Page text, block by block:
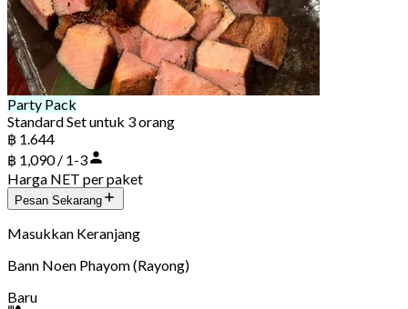
Party Pack
Standard Set untuk 3 orang
฿ 1.644
฿ 1,090 / 1-3
Harga NET per paket
Pesan Sekarang
Masukkan Keranjang
Bann Noen Phayom (Rayong)
Baru